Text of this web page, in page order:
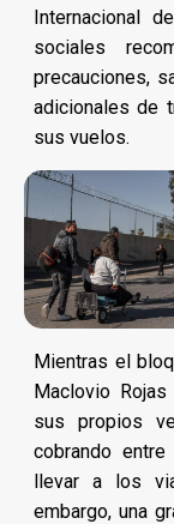
Internacional
sociales
precauciones,
adicionales de
sus vuelos.
Mientras el
Maclovio
sus propios
cobrando
llevar a los
embargo, una